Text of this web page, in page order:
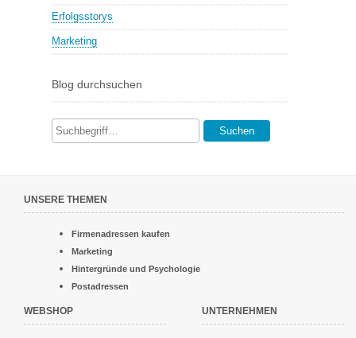
Erfolgsstorys
Marketing
Blog durchsuchen
Suchen
UNSERE THEMEN
Firmenadressen kaufen
Marketing
Hintergründe und Psychologie
Postadressen
WEBSHOP UNTERNEHMEN